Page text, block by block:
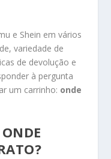
e Shein em vários
variedade de
de devolução e
à pergunta
um carrinho: onde